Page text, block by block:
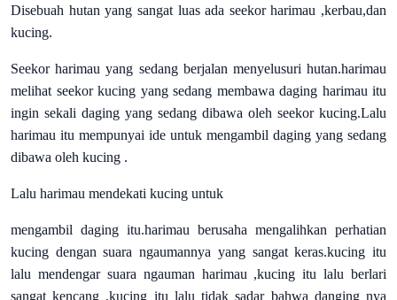
Disebuah hutan yang sangat luas ada seekor harimau ,kerbau,dan
kucing.
Seekor harimau yang sedang berjalan menyelusuri hutan.harimau
melihat seekor kucing yang sedang membawa daging harimau itu
ingin sekali daging yang sedang dibawa oleh seekor kucing.Lalu
harimau itu mempunyai ide untuk mengambil daging yang sedang
dibawa oleh kucing .
Lalu harimau mendekati kucing untuk
mengambil daging itu.harimau berusaha mengalihkan perhatian
kucing dengan suara ngaumannya yang sangat keras.kucing itu
lalu mendengar suara ngauman harimau ,kucing itu lalu berlari
sangat kencang .kucing itu lalu tidak sadar bahwa danging nya